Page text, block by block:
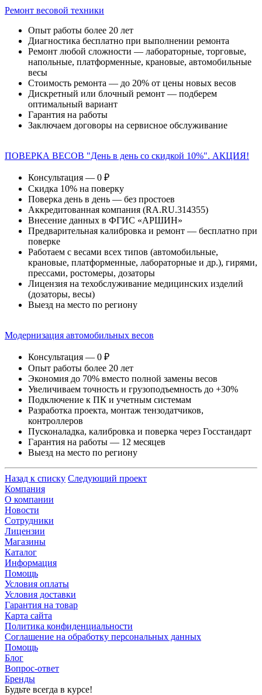
Ремонт весовой техники
Опыт работы более 20 лет
Диагностика бесплатно при выполнении ремонта
Ремонт любой сложности — лабораторные, торговые,
напольные, платформенные, крановые, автомобильные
весы
Стоимость ремонта — до 20% от цены новых весов
Дискретный или блочный ремонт — подберем
оптимальный вариант
Гарантия на работы
Заключаем договоры на сервисное обслуживание
ПОВЕРКА ВЕСОВ "День в день со скидкой 10%". АКЦИЯ!
Консультация — 0 ₽
Скидка 10% на поверку
Поверка день в день — без простоев
Аккредитованная компания (RA.RU.314355)
Внесение данных в ФГИС «АРШИН»
Предварительная калибровка и ремонт — бесплатно при
поверке
Работаем с весами всех типов (автомобильные,
крановые, платформенные, лабораторные и др.), гирями,
прессами, ростомеры, дозаторы
Лицензия на техобслуживание медицинских изделий
(дозаторы, весы)
Выезд на место по региону
Модернизация автомобильных весов
Консультация — 0 ₽
Опыт работы более 20 лет
Экономия до 70% вместо полной замены весов
Увеличиваем точность и грузоподъемность до +30%
Подключение к ПК и учетным системам
Разработка проекта, монтаж тензодатчиков,
контроллеров
Пусконаладка, калибровка и поверка через Госстандарт
Гарантия на работы — 12 месяцев
Выезд на место по региону
Назад к списку Следующий проект
Компания
О компании
Новости
Сотрудники
Лицензии
Магазины
Каталог
Информация
Помощь
Условия оплаты
Условия доставки
Гарантия на товар
Карта сайта
Политика конфиденциальности
Соглашение на обработку персональных данных
Помощь
Блог
Вопрос-ответ
Бренды
Будьте всегда в курсе!